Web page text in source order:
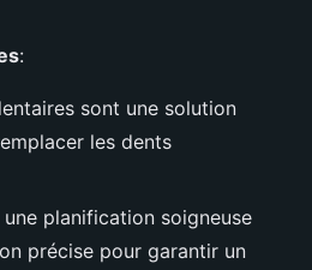
:
sont une solution
les dents
planification soigneuse
précise pour garantir un